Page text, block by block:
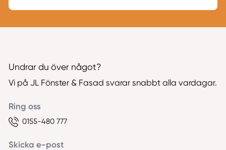
Undrar du över något?
Vi på JL Fönster & Fasad svarar snabbt alla vardagar.
Ring oss
0155-480 777
Skicka e-post